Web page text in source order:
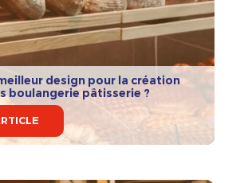
design pour la création
boulangerie pâtisserie ?